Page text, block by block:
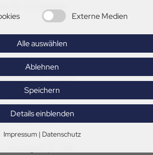
Externe Medien
Alle auswählen
Ablehnen
Speichern
Details einblenden
Impressum | Datenschutz
R.: Madeleine
– Destano (Z.: ZG
und Dr.
– Don
Baronin von
Flanagan (Z.: ZG